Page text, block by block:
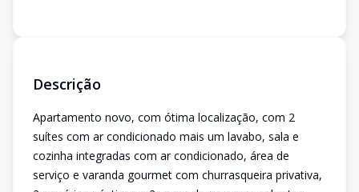
Descrição
Apartamento novo, com ótima localização, com 2
suítes com ar condicionado mais um lavabo, sala e
cozinha integradas com ar condicionado, área de
serviço e varanda gourmet com churrasqueira privativa,